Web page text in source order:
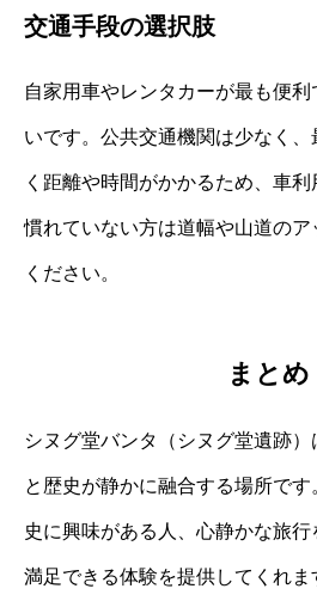
交通手段の選択肢
自家用車やレンタカーが最も便
いです。公共交通機関は少なく
く距離や時間がかかるため、車
慣れていない方は道幅や山道の
ください。
まとめ
シヌグ堂バンタ（シヌグ堂遺跡
と歴史が静かに融合する場所で
史に興味がある人、心静かな旅
満足できる体験を提供してくれ